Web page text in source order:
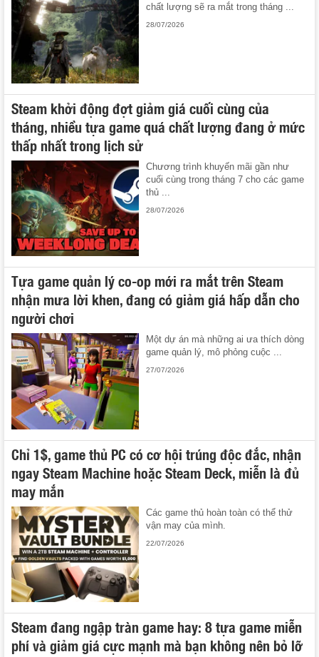
chất lượng sẽ ra mắt trong tháng ...
28/07/2026
Steam khởi động đợt giảm giá cuối cùng của
tháng, nhiều tựa game quá chất lượng đang ở mức
thấp nhất trong lịch sử
Chương trình khuyến mãi gần như
cuối cùng trong tháng 7 cho các game
thủ ...
28/07/2026
Tựa game quản lý co-op mới ra mắt trên Steam
nhận mưa lời khen, đang có giảm giá hấp dẫn cho
người chơi
Một dự án mà những ai ưa thích dòng
game quản lý, mô phỏng cuộc ...
27/07/2026
Chỉ 1$, game thủ PC có cơ hội trúng độc đắc, nhận
ngay Steam Machine hoặc Steam Deck, miễn là đủ
may mắn
Các game thủ hoàn toàn có thể thử
vận may của mình.
22/07/2026
Steam đang ngập tràn game hay: 8 tựa game miễn
phí và giảm giá cực mạnh mà bạn không nên bỏ lỡ